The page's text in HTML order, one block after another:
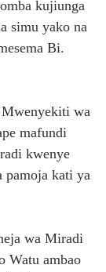
kujiunga
simu yako na
Bi.
Mwenyekiti wa
mafundi
kwenye
pamoja kati ya
wa Miradi
Watu ambao